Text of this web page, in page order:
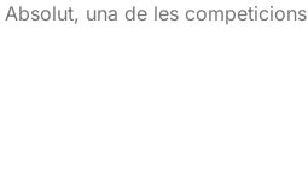
Absolut, una de les competicions